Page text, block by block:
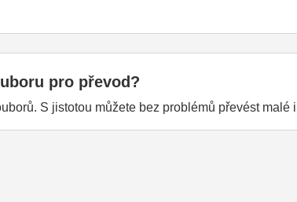
pro převod?
S jistotou můžete bez problémů převést malé